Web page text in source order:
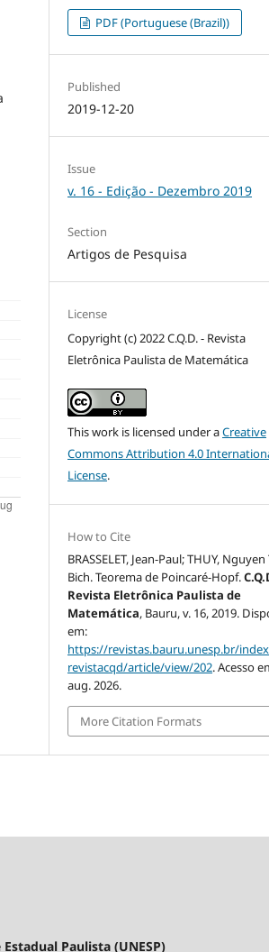
PDF (Portuguese (Brazil))
Published
2019-12-20
Issue
v. 16 - Edição - Dezembro 2019
Section
Artigos de Pesquisa
License
Copyright (c) 2022 C.Q.D. - Revista
Eletrônica Paulista de Matemática
This work is licensed under aCreative
Commons Attribution 4.0
License.
How to Cite
BRASSELET, Jean-Paul; THUY,
Bich. Teorema de Poincaré-Hopf.
Revista Eletrônica Paulista de
Matemática, Bauru, v. 16, 2019.
em:
https://revistas.bauru.unesp.br/
revistacqd/article/view/202. Acesso
aug. 2026.
More Citation Formats
Paulista (UNESP)